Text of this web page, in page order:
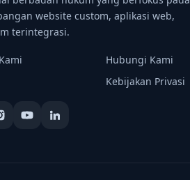
website custom, aplikasi web,
terintegrasi.
Hubungi Kami
Kebijakan Privasi